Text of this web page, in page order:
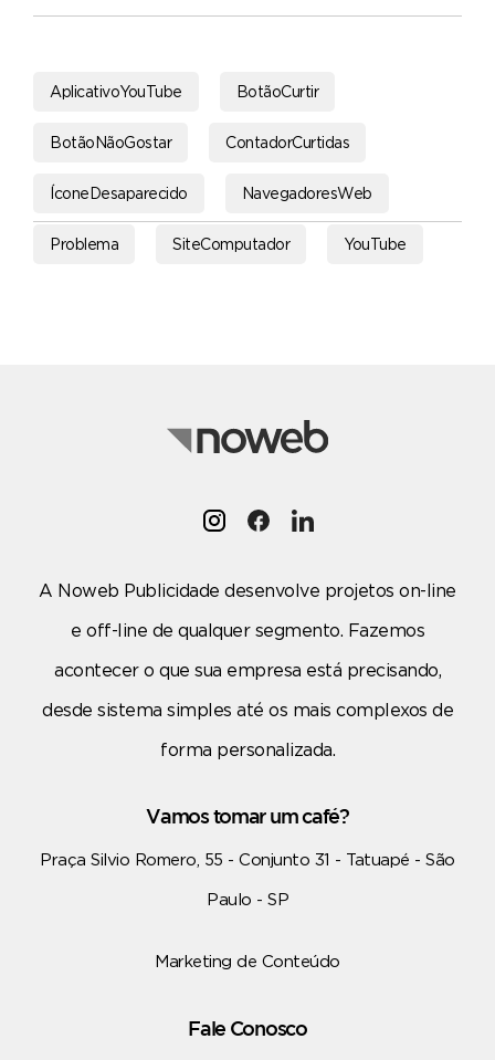
AplicativoYouTube BotãoCurtir
BotãoNãoGostar ContadorCurtidas
ÍconeDesaparecido NavegadoresWeb
Problema SiteComputador YouTube
A Noweb Publicidade desenvolve projetos on-line
e off-line de qualquer segmento. Fazemos
acontecer o que sua empresa está precisando,
desde sistema simples até os mais complexos de
forma personalizada.
Vamos tomar um café?
Praça Silvio Romero, 55 - Conjunto 31 - Tatuapé - São
Paulo - SP
Marketing de Conteúdo
Fale Conosco